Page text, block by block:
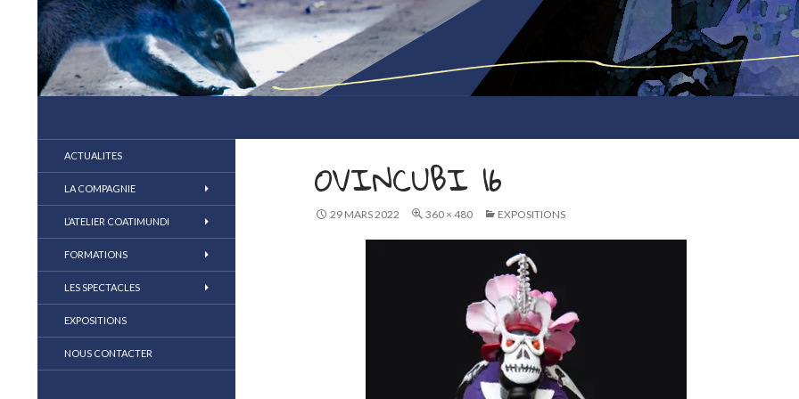
OVINCUBI 16
29 MARS 2022 360 × 480 EXPOSITIONS
la marionnette au coeur du jeu
ACTUALITES
LA COMPAGNIE
L’ATELIER COATIMUNDI
FORMATIONS
LES SPECTACLES
EXPOSITIONS
NOUS CONTACTER